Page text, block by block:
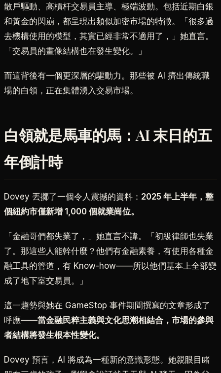
散戶驅動、高槓杆交易員主導、極端波動。包括近期白銀
和黃金的閃崩，都呈現出類似加密市場的特徵。「很多過
去機構使用的模型，其實已經非常不適用了，」她直言。
「交易員的畫像結構也在發生變化。」
而這背後有一個更深層的驅動力。那些被 AI 擠出傳統職
場的白領，正在集體湧入交易市場。
白領就是馬車的馬：AI 末日的五
年倒計時
Dovey 丟擲了一個令人震撼的資料： 2025 年上半年，整
個紐約市僅新增 1,000 個就業崗位。
「金融哥們都失業了，」她直言不諱。「初級律師也失業
了。那這些人能幹什麼？他們有金融素養，有使用各種金
融工具的管道，有 Know-how——所以他們基本上全部變
成了地下室交易員。」
這一趨勢與她在 GameStop 事件期間撰寫的文章形成了
呼應——當金融民粹主義與文化思潮相結合，市場的參與
者結構將發生根本性變化。
Dovey 預言，AI 將成為一種新的意識形態。她親眼目睹